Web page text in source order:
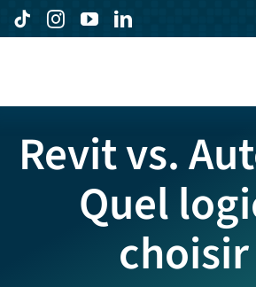
Passer
au
Avis
Revit vs.
Quel
choisir